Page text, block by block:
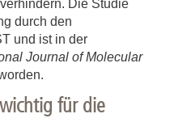
Die Studie
durch den
und ist in der
Journal of Molecular
für die